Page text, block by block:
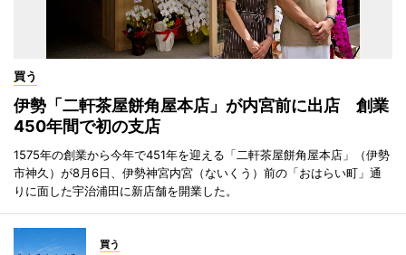
買う
伊勢「二軒茶屋餅角屋本店」が内宮前に出店 創業
450年間で初の支店
1575年の創業から今年で451年を迎える「二軒茶屋餅角屋本店」（伊勢
市神久）が8月6日、伊勢神宮内宮（ないくう）前の「おはらい町」通
りに面した宇治浦田に新店舗を開業した。
買う